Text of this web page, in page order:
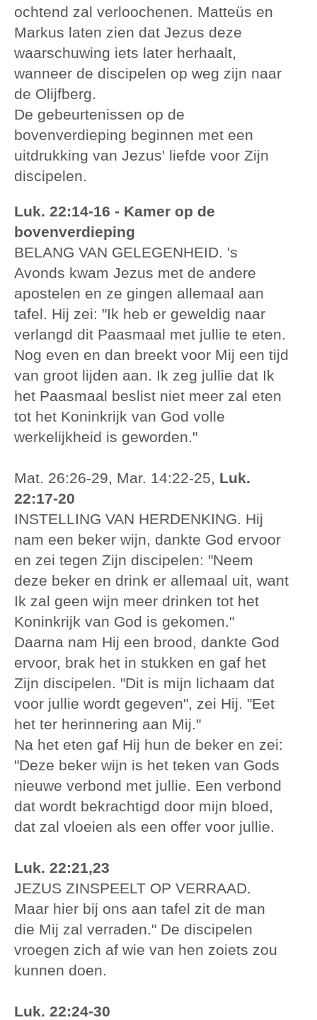
ochtend zal verloochenen. Matteüs en
Markus laten zien dat Jezus deze
waarschuwing iets later herhaalt,
wanneer de discipelen op weg zijn naar
de Olijfberg.
De gebeurtenissen op de
bovenverdieping beginnen met een
uitdrukking van Jezus' liefde voor Zijn
discipelen.
Luk. 22:14-16 - Kamer op de
bovenverdieping
BELANG VAN GELEGENHEID. 's
Avonds kwam Jezus met de andere
apostelen en ze gingen allemaal aan
tafel. Hij zei: "Ik heb er geweldig naar
verlangd dit Paasmaal met jullie te eten.
Nog even en dan breekt voor Mij een tijd
van groot lijden aan. Ik zeg jullie dat Ik
het Paasmaal beslist niet meer zal eten
tot het Koninkrijk van God volle
werkelijkheid is geworden."
Mat. 26:26-29, Mar. 14:22-25, Luk.
22:17-20
INSTELLING VAN HERDENKING. Hij
nam een beker wijn, dankte God ervoor
en zei tegen Zijn discipelen: "Neem
deze beker en drink er allemaal uit, want
Ik zal geen wijn meer drinken tot het
Koninkrijk van God is gekomen."
Daarna nam Hij een brood, dankte God
ervoor, brak het in stukken en gaf het
Zijn discipelen. "Dit is mijn lichaam dat
voor jullie wordt gegeven", zei Hij. "Eet
het ter herinnering aan Mij."
Na het eten gaf Hij hun de beker en zei:
"Deze beker wijn is het teken van Gods
nieuwe verbond met jullie. Een verbond
dat wordt bekrachtigd door mijn bloed,
dat zal vloeien als een offer voor jullie.
Luk. 22:21,23
JEZUS ZINSPEELT OP VERRAAD.
Maar hier bij ons aan tafel zit de man
die Mij zal verraden." De discipelen
vroegen zich af wie van hen zoiets zou
kunnen doen.
Luk. 22:24-30